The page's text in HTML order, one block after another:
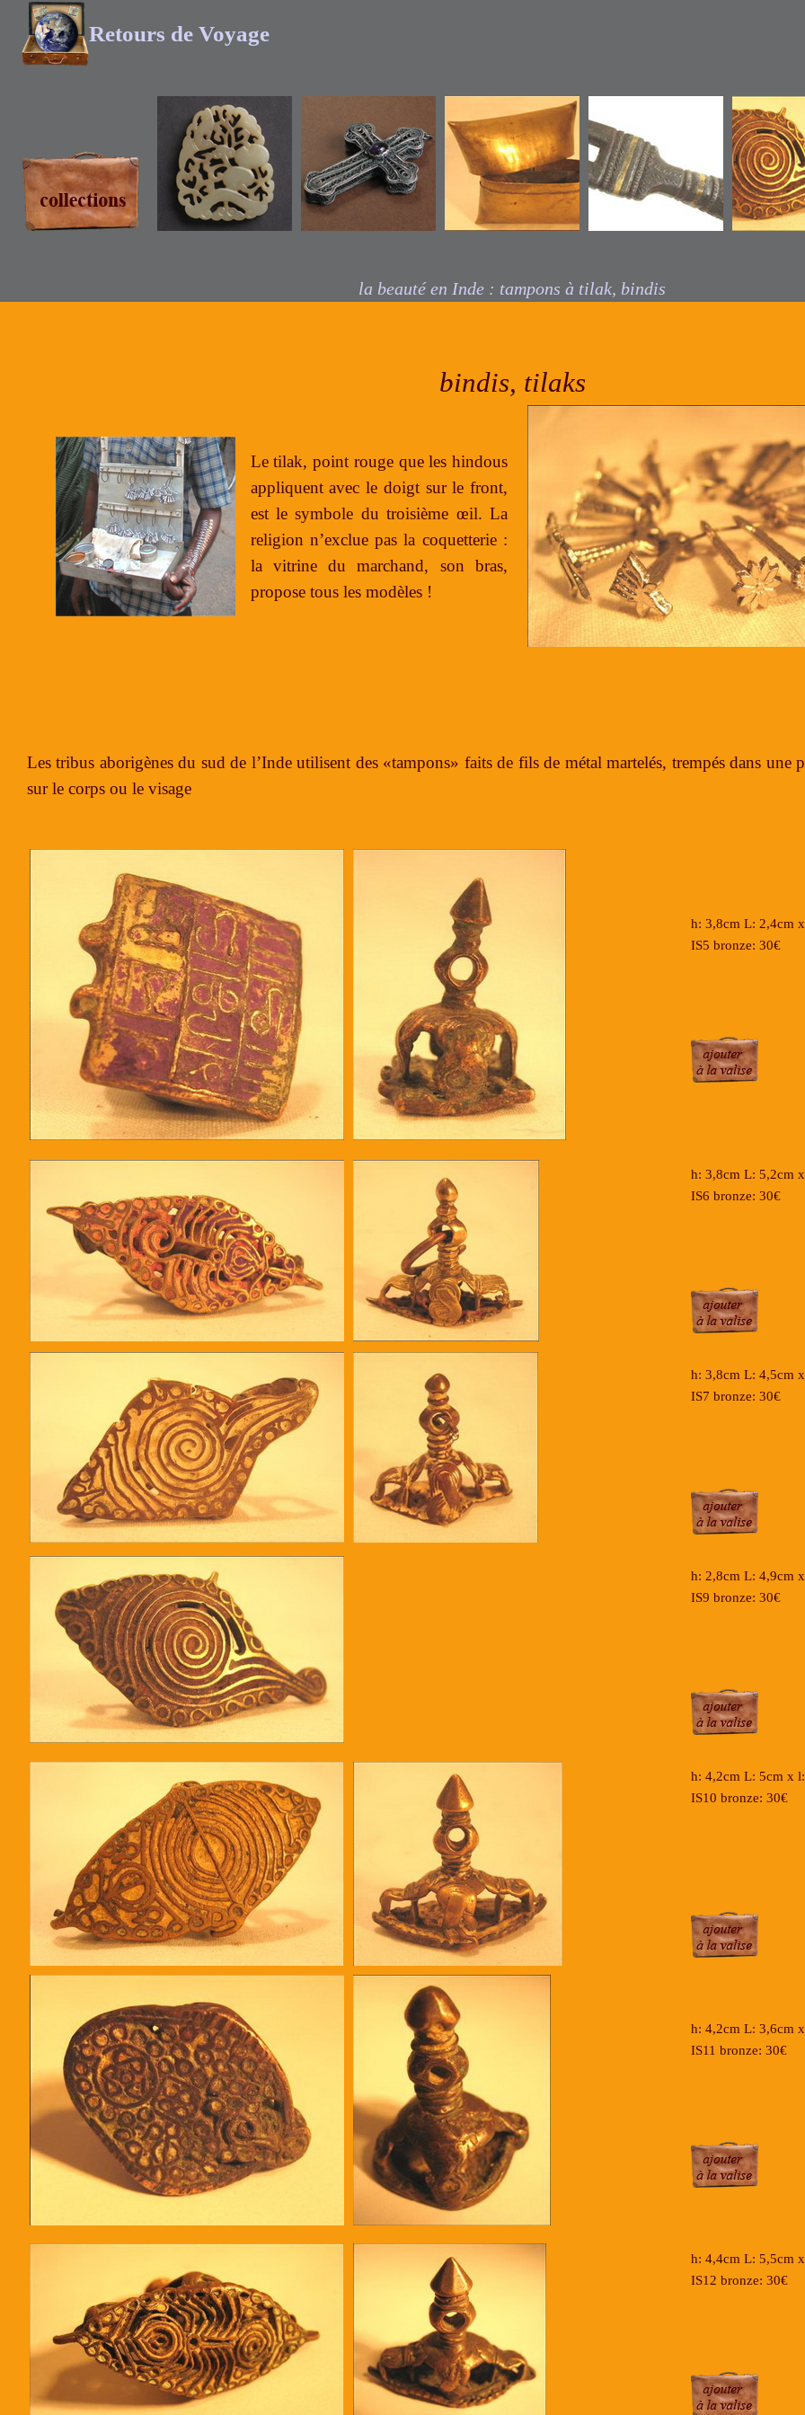
Retours de Voyage
jades de Chine
bijoux de
Bulgarie
boîtes et
pochettes de
l’Inde
aiguilles pour
cheveux, Inde
sceaux
la beauté en Inde : tampons à tilak, bindis
bindis, tilaks
Le tilak, point rouge que les hindous
appliquent avec le doigt sur le front,
est le symbole du troisième œil. La
religion n’exclue pas la coquetterie :
la vitrine du marchand, son bras,
propose tous les modèles !
Les tribus aborigènes du sud de l’Inde utilisent des «tampons» faits de fils de métal martelés, trempés dans une
sur le corps ou le visage
h: 3,8cm L: 2,4cm
IS5 bronze: 30€
h: 3,8cm L: 5,2cm
IS6 bronze: 30€
h: 3,8cm L: 4,5cm
IS7 bronze: 30€
h: 2,8cm L: 4,9cm
IS9 bronze: 30€
h: 4,2cm L: 5cm x
IS10 bronze: 30€
h: 4,2cm L: 3,6cm
IS11 bronze: 30€
h: 4,4cm L: 5,5cm
IS12 bronze: 30€